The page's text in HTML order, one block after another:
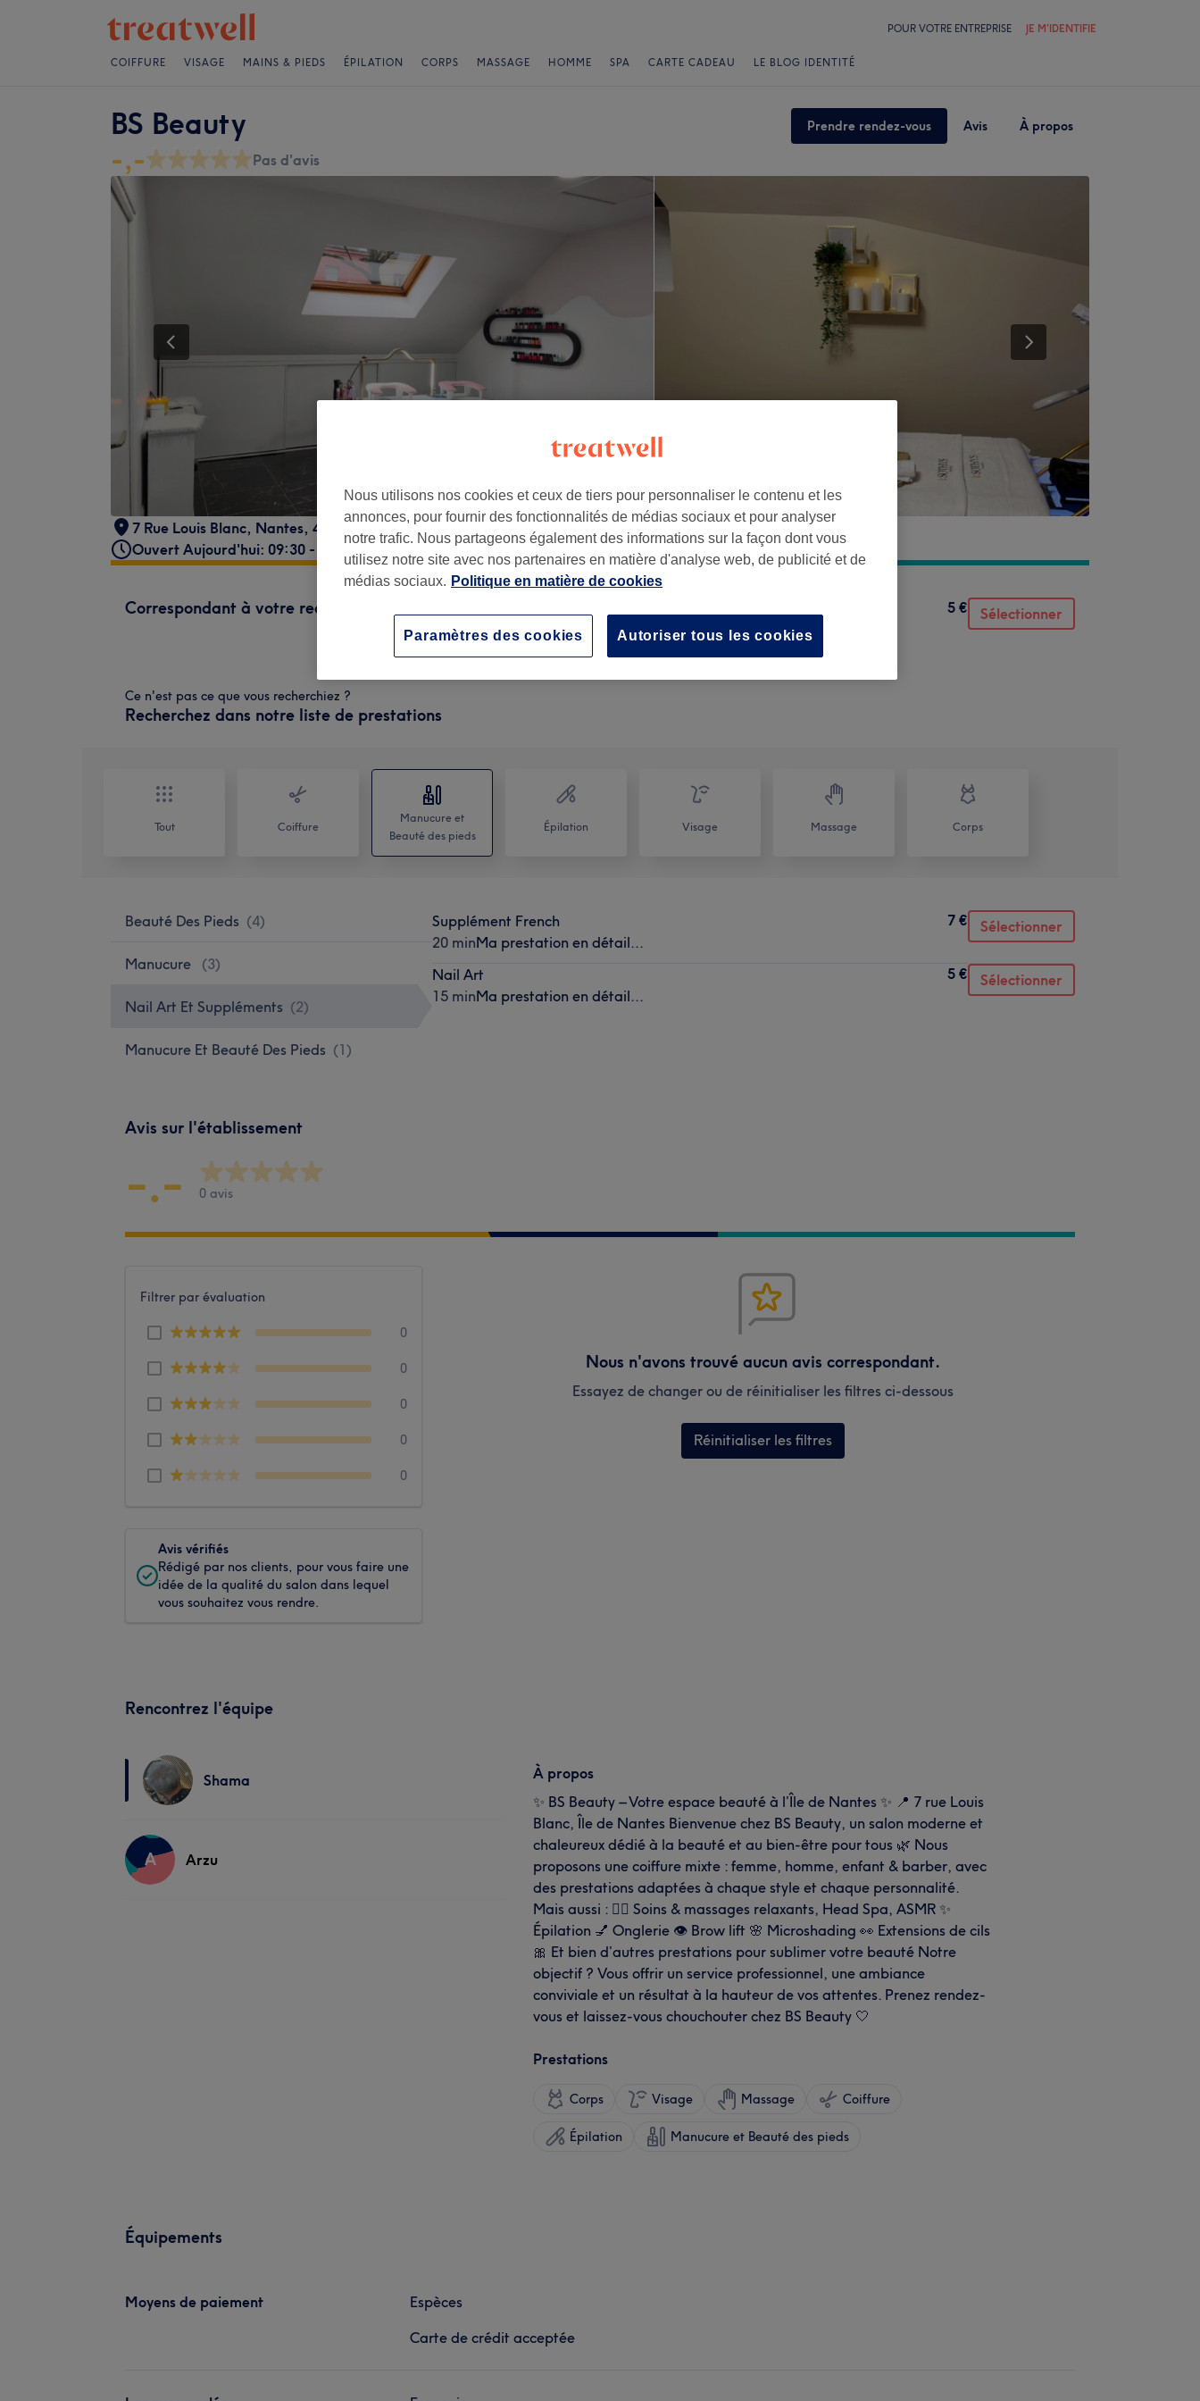
POUR VOTRE ENTREPRISE JE M'IDENTIFIE
COIFFURE VISAGE MAINS & PIEDS ÉPILATION CORPS MASSAGE HOMME SPA CARTE CADEAU LE BLOG IDENTITÉ
BS Beauty Prendre rendez-vous Avis À propos
-,- Pas d'avis
7 Rue Louis Blanc, Nantes, 44200
Ouvert Aujourd'hui: 09:30 - 15:30
Correspondant à votre recherche
15 minMa prestation en détail...
5 € Sélectionner
Ce n'est pas ce que vous recherchiez ?
Recherchez dans notre liste de prestations
Tout Coiffure
Manucure et
Beauté des pieds
Épilation Visage Massage Corps
Beauté Des Pieds (4)
Manucure (3)
Nail Art Et Suppléments (2)
Manucure Et Beauté Des Pieds (1)
Supplément French
20 minMa prestation en détail...
7 € Sélectionner
Nail Art
15 minMa prestation en détail...
5 € Sélectionner
Avis sur l'établissement
-.- 0 avis
Filtrer par évaluation
0
0
0
0
0
Avis vérifiés
Rédigé par nos clients, pour vous faire une
idée de la qualité du salon dans lequel
vous souhaitez vous rendre.
Nous n'avons trouvé aucun avis correspondant.
Essayez de changer ou de réinitialiser les filtres ci-dessous
Réinitialiser les filtres
Rencontrez l'équipe
Shama
A Arzu
À propos
✨ BS Beauty – Votre espace beauté à l’Île de Nantes ✨ 📍 7 rue Louis
Blanc, Île de Nantes Bienvenue chez BS Beauty, un salon moderne et
chaleureux dédié à la beauté et au bien-être pour tous 🌿 Nous
proposons une coiffure mixte : femme, homme, enfant & barber, avec
des prestations adaptées à chaque style et chaque personnalité.
Mais aussi : 💆‍♀️ Soins & massages relaxants, Head Spa, ASMR ✨
Épilation 💅 Onglerie 👁️ Brow lift 🌸 Microshading 👀 Extensions de cils
🎀 Et bien d’autres prestations pour sublimer votre beauté Notre
objectif ? Vous offrir un service professionnel, une ambiance
conviviale et un résultat à la hauteur de vos attentes. Prenez rendez-
vous et laissez-vous chouchouter chez BS Beauty 🤍
Prestations
Corps Visage Massage Coiffure
Épilation Manucure et Beauté des pieds
Équipements
Moyens de paiement
Espèces
Carte de crédit acceptée
Nous utilisons nos cookies et ceux de tiers pour personnaliser le contenu et les
annonces, pour fournir des fonctionnalités de médias sociaux et pour analyser
notre trafic. Nous partageons également des informations sur la façon dont vous
utilisez notre site avec nos partenaires en matière d'analyse web, de publicité et de
médias sociaux. Politique en matière de cookies
Autoriser tous les cookies
Paramètres des cookies